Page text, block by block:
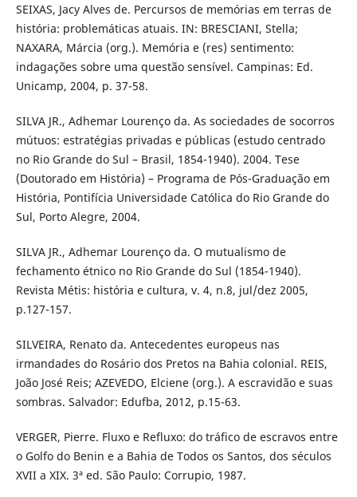
SEIXAS, Jacy Alves de. Percursos de memórias em terras de
história: problemáticas atuais. IN: BRESCIANI, Stella;
NAXARA, Márcia (org.). Memória e (res) sentimento:
indagações sobre uma questão sensível. Campinas: Ed.
Unicamp, 2004, p. 37-58.
SILVA JR., Adhemar Lourenço da. As sociedades de socorros
mútuos: estratégias privadas e públicas (estudo centrado
no Rio Grande do Sul – Brasil, 1854-1940). 2004. Tese
(Doutorado em História) – Programa de Pós-Graduação em
História, Pontifícia Universidade Católica do Rio Grande do
Sul, Porto Alegre, 2004.
SILVA JR., Adhemar Lourenço da. O mutualismo de
fechamento étnico no Rio Grande do Sul (1854-1940).
Revista Métis: história e cultura, v. 4, n.8, jul/dez 2005,
p.127-157.
SILVEIRA, Renato da. Antecedentes europeus nas
irmandades do Rosário dos Pretos na Bahia colonial. REIS,
João José Reis; AZEVEDO, Elciene (org.). A escravidão e suas
sombras. Salvador: Edufba, 2012, p.15-63.
VERGER, Pierre. Fluxo e Refluxo: do tráfico de escravos entre
o Golfo do Benin e a Bahia de Todos os Santos, dos séculos
XVII a XIX. 3ª ed. São Paulo: Corrupio, 1987.